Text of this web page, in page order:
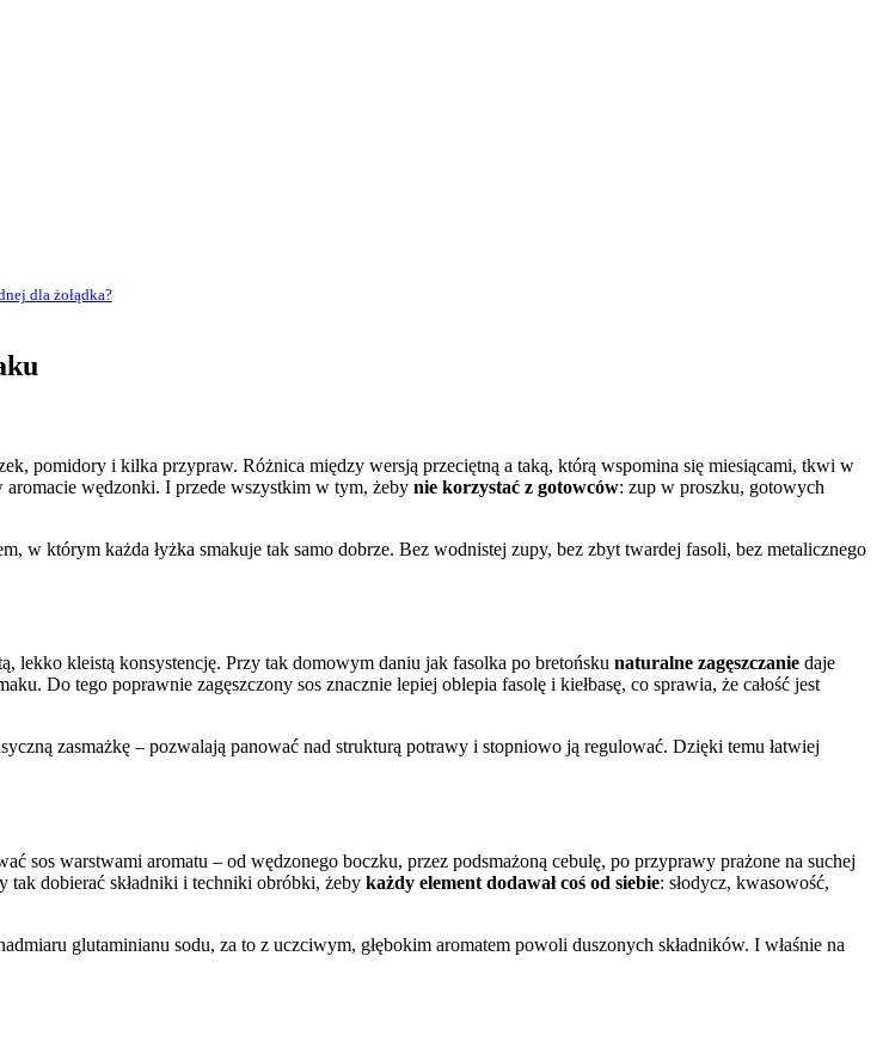
dla żołądka?
pomidory i kilka przypraw. Różnica między wersją przeciętną a taką, którą wspomina się miesiącami, tkwi w
wędzonki. I przede wszystkim w tym, żeby nie korzystać z gotowców: zup w proszku, gotowych
w którym każda łyżka smakuje tak samo dobrze. Bez wodnistej zupy, bez zbyt twardej fasoli, bez metalicznego
lekko kleistą konsystencję. Przy tak domowym daniu jak fasolka po bretońsku naturalne zagęszczanie daje
Do tego poprawnie zagęszczony sos znacznie lepiej oblepia fasolę i kiełbasę, co sprawia, że całość jest
zasmażkę – pozwalają panować nad strukturą potrawy i stopniowo ją regulować. Dzięki temu łatwiej
sos warstwami aromatu – od wędzonego boczku, przez podsmażoną cebulę, po przyprawy prażone na suchej
tak dobierać składniki i techniki obróbki, żeby każdy element dodawał coś od siebie: słodycz, kwasowość,
glutaminianu sodu, za to z uczciwym, głębokim aromatem powoli duszonych składników. I właśnie na